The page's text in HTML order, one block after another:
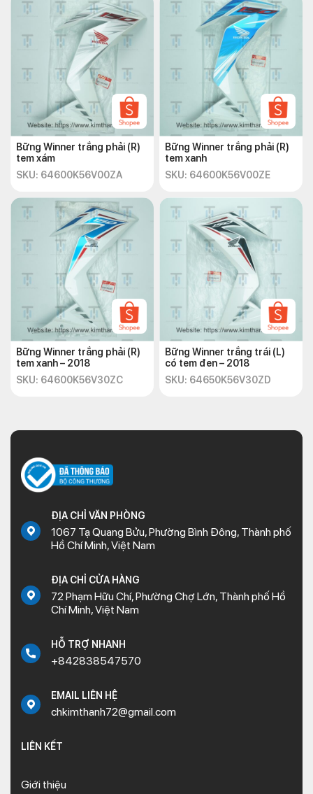
Bững Winner trắng phải (R)
tem xám
SKU: 64600K56V00ZA
Bững Winner trắng phải (R)
tem xanh
SKU: 64600K56V00ZE
Bững Winner trắng phải (R)
tem xanh – 2018
SKU: 64600K56V30ZC
Bững Winner trắng trái (L)
có tem đen – 2018
SKU: 64650K56V30ZD
ĐỊA CHỈ VĂN PHÒNG
1067 Tạ Quang Bửu, Phường Bình Đông, Thành phố
Hồ Chí Minh, Việt Nam
ĐỊA CHỈ CỬA HÀNG
72 Phạm Hữu Chí, Phường Chợ Lớn, Thành phố Hồ
Chí Minh, Việt Nam
HỖ TRỢ NHANH
+842838547570
EMAIL LIÊN HỆ
chkimthanh72@gmail.com
LIÊN KẾT
Giới thiệu